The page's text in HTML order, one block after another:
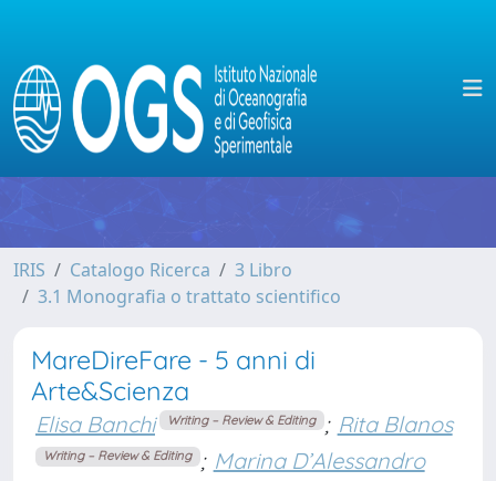
IRIS Catalogo Ricerca
3 Libro
3.1 Monografia o trattato scientifico
MareDireFare - 5 anni di
Arte&Scienza
Elisa Banchi Writing – Review & Editing ; Rita Blanos
Writing – Review & Editing ; Marina D’Alessandro